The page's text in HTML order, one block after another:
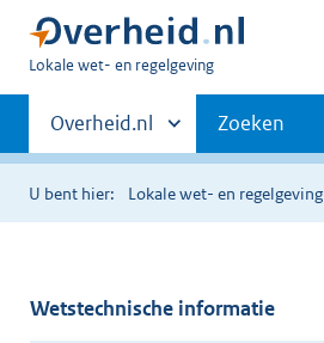
U
hier:
Lokale wet- en regelgeving
Primaire
navigatie
Andere
sites
binnen
Overheid.nl Zoeken
U bent hier: Lokale wet- en regelgeving
Wetstechnische informatie